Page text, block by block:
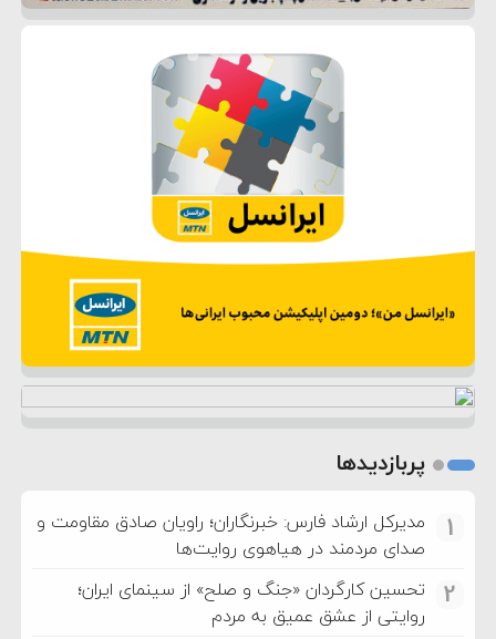
پربازدیدها
1
مدیرکل ارشاد فارس: خبرنگاران؛ راویان صادق مقاومت و
صدای مردمند در هیاهوی روایت‌ها
2
تحسین کارگردان «جنگ و صلح» از سینمای ایران؛
روایتی از عشق عمیق به مردم